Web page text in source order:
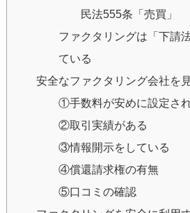
民法555条「売買」
ファクタリングは「下請
ている
安全なファクタリング会社を
①手数料が安めに設定さ
②取引実績がある
③情報開示をしている
④償還請求権の有無
⑤口コミの確認